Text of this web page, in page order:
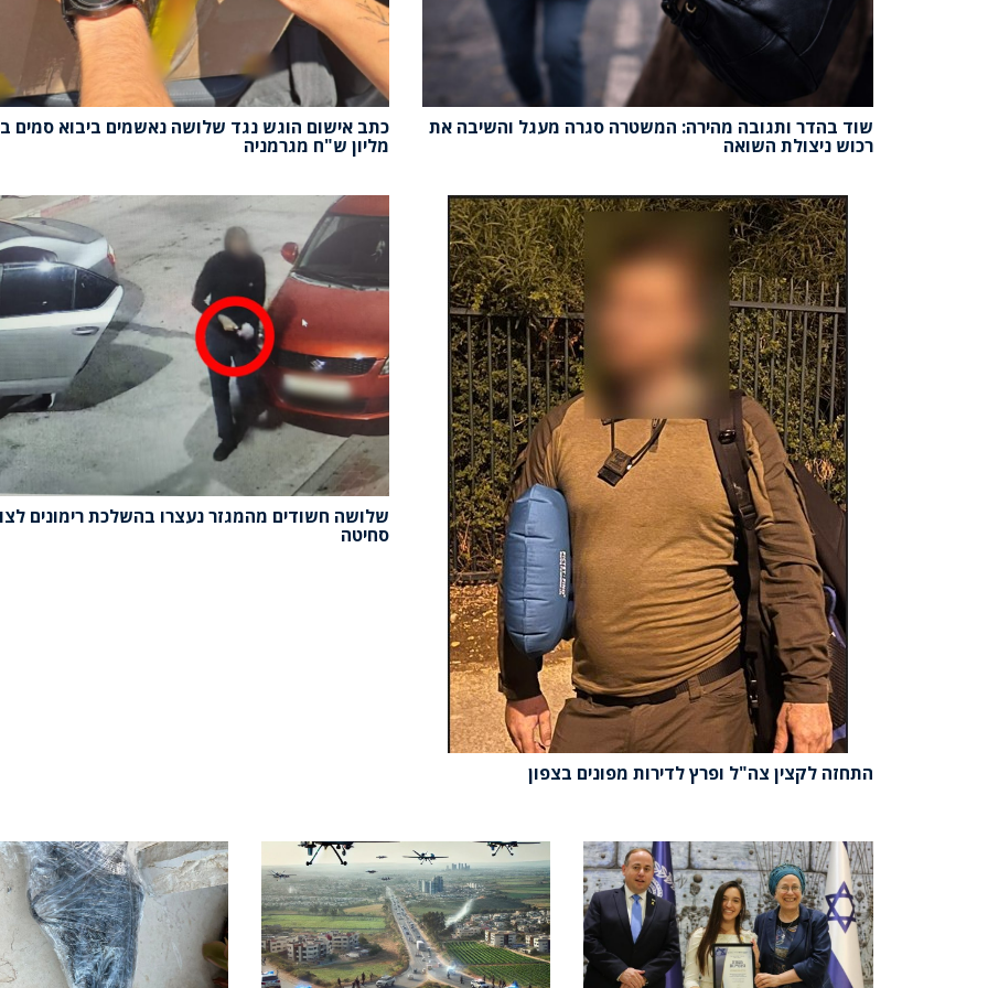
שוד בהדר ותגובה מהירה: המשטרה סגרה מעגל והשיבה את
רכוש ניצולת השואה
כתב אישום הוגש נגד שלושה נאשמים ביבוא סמים
מליון ש"ח מגרמניה
התחזה לקצין צה"ל ופרץ לדירות מפונים בצפון
שלושה חשודים מהמגזר נעצרו בהשלכת רימונים
סחיטה